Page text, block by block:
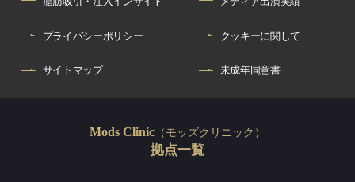
プライバシーポリシー クッキーに関して
サイトマップ 未成年同意書
Mods Clinic （モッズクリニック）
拠点一覧